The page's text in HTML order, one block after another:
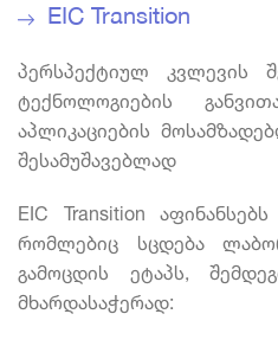
EIC Transition
პერსპექტიულ კვლევის
ტექნოლოგიების
აპლიკაციების
შესამუშავებლად
EIC Transition
რომლებიც სცდება
გამოცდის ეტაპს,
მხარდასაჭერად: